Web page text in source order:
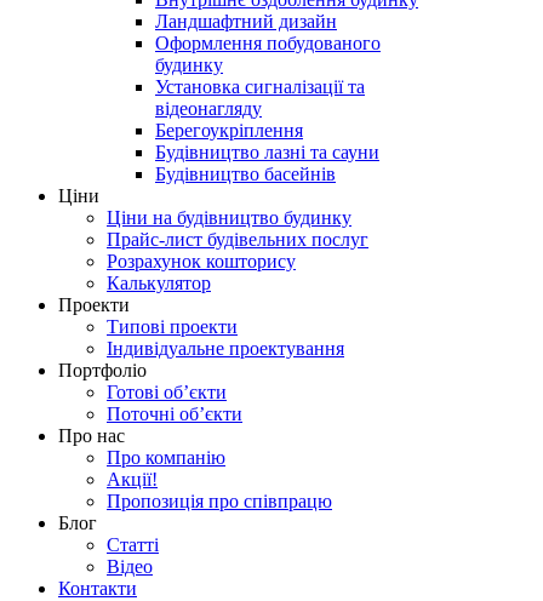
Ландшафтний дизайн
Оформлення побудованого
будинку
Установка сигналізації та
відеонагляду
Берегоукріплення
Будівництво лазні та сауни
Будівництво басейнів
Ціни
Ціни на будівництво будинку
Прайс-лист будівельних послуг
Розрахунок кошторису
Калькулятор
Проекти
Типові проекти
Індивідуальне проектування
Портфоліо
Готові об’єкти
Поточні об’єкти
Про нас
Про компанію
Акції!
Пропозиція про співпрацю
Блог
Статті
Відео
Контакти